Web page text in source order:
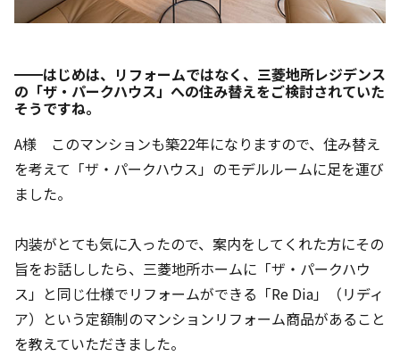
━━はじめは、リフォームではなく、三菱地所レジデンス
の「ザ・パークハウス」への住み替えをご検討されていた
そうですね。
A様 このマンションも築22年になりますので、住み替え
を考えて「ザ・パークハウス」のモデルルームに足を運び
ました。
内装がとても気に入ったので、案内をしてくれた方にその
旨をお話ししたら、三菱地所ホームに「ザ・パークハウ
ス」と同じ仕様でリフォームができる「Re Dia」（リディ
ア）という定額制のマンションリフォーム商品があること
を教えていただきました。